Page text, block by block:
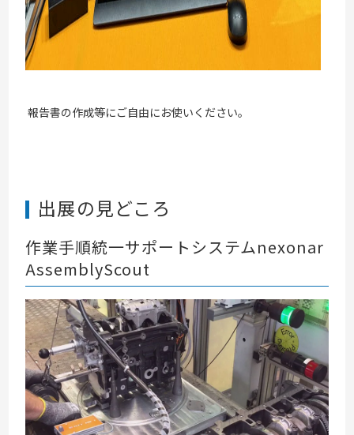
報告書の作成等にご自由にお使いください。
出展の見どころ
作業手順統一サポートシステムnexonar
AssemblyScout